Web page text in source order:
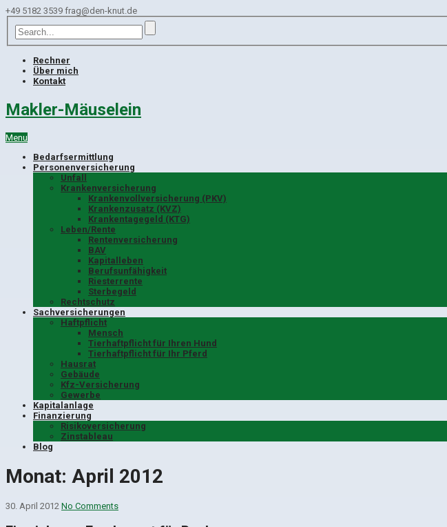
+49 5182 3539 frag@den-knut.de
Rechner
Über mich
Kontakt
Makler-Mäuselein
Menu
Bedarfsermittlung
Personenversicherung
Unfall
Krankenversicherung
Krankenvollversicherung (PKV)
Krankenzusatz (KVZ)
Krankentagegeld (KTG)
Leben/Rente
Rentenversicherung
BAV
Kapitalleben
Berufsunfähigkeit
Riesterrente
Sterbegeld
Rechtschutz
Sachversicherungen
Haftpflicht
Mensch
Tierhaftpflicht für Ihren Hund
Tierhaftpflicht für Ihr Pferd
Hausrat
Gebäude
Kfz-Versicherung
Gewerbe
Kapitalanlage
Finanzierung
Risikoversicherung
Zinstableau
Blog
Monat: April 2012
30. April 2012 No Comments